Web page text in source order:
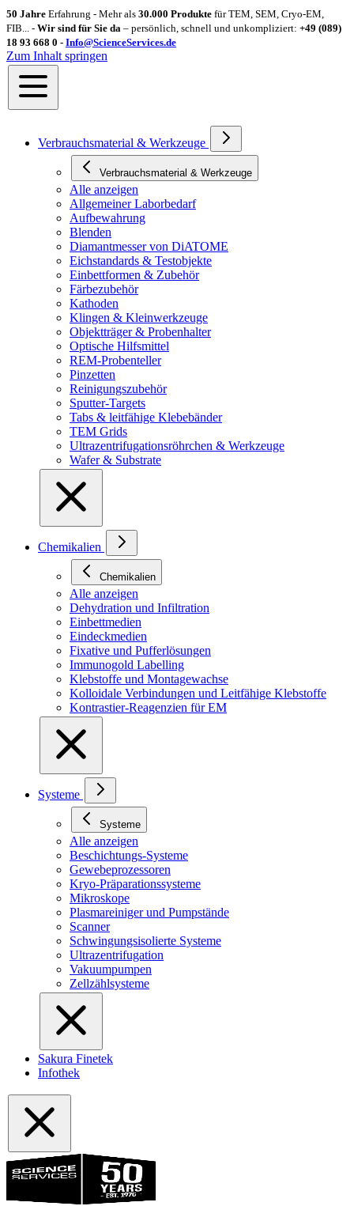
50 Jahre Erfahrung - Mehr als 30.000 Produkte für TEM, SEM, Cryo-EM,
FIB... - Wir sind für Sie da – persönlich, schnell und unkompliziert: +49 (089)
18 93 668 0 - Info@ScienceServices.de
Zum Inhalt springen
Verbrauchsmaterial & Werkzeuge
Verbrauchsmaterial & Werkzeuge
Alle anzeigen
Allgemeiner Laborbedarf
Aufbewahrung
Blenden
Diamantmesser von DiATOME
Eichstandards & Testobjekte
Einbettformen & Zubehör
Färbezubehör
Kathoden
Klingen & Kleinwerkzeuge
Objektträger & Probenhalter
Optische Hilfsmittel
REM-Probenteller
Pinzetten
Reinigungszubehör
Sputter-Targets
Tabs & leitfähige Klebebänder
TEM Grids
Ultrazentrifugationsröhrchen & Werkzeuge
Wafer & Substrate
Chemikalien
Chemikalien
Alle anzeigen
Dehydration und Infiltration
Einbettmedien
Eindeckmedien
Fixative und Pufferlösungen
Immunogold Labelling
Klebstoffe und Montagewachse
Kolloidale Verbindungen und Leitfähige Klebstoffe
Kontrastier-Reagenzien für EM
Systeme
Systeme
Alle anzeigen
Beschichtungs-Systeme
Gewebeprozessoren
Kryo-Präparationssysteme
Mikroskope
Plasmareiniger und Pumpstände
Scanner
Schwingungsisolierte Systeme
Ultrazentrifugation
Vakuumpumpen
Zellzählsysteme
Sakura Finetek
Infothek